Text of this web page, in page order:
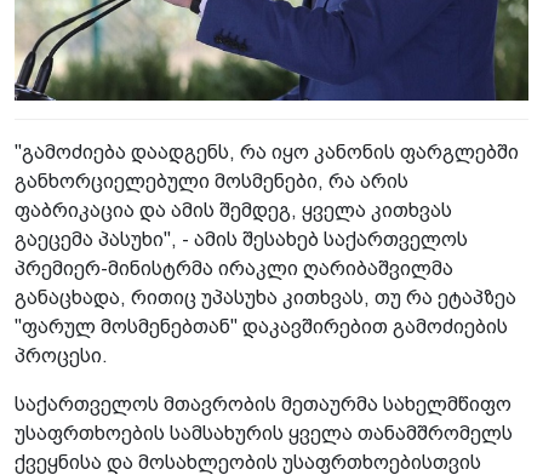
"გამოძიება დაადგენს, რა იყო კანონის ფარგლებში
განხორციელებული მოსმენები, რა არის
ფაბრიკაცია და ამის შემდეგ, ყველა კითხვას
გაეცემა პასუხი", - ამის შესახებ საქართველოს
პრემიერ-მინისტრმა ირაკლი ღარიბაშვილმა
განაცხადა, რითიც უპასუხა კითხვას, თუ რა ეტაპზეა
"ფარულ მოსმენებთან" დაკავშირებით გამოძიების
პროცესი.
საქართველოს მთავრობის მეთაურმა სახელმწიფო
უსაფრთხოების სამსახურის ყველა თანამშრომელს
ქვეყნისა და მოსახლეობის უსაფრთხოებისთვის